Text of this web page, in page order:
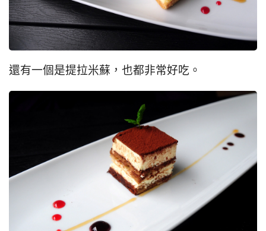
還有一個是提拉米蘇，也都非常好吃。